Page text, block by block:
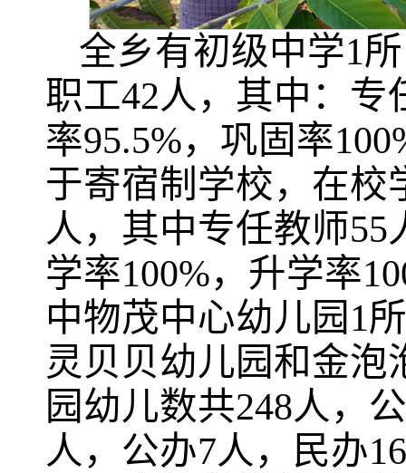
全乡有初级中学1
职工42人，其中：专
率95.5%，巩固率
于寄宿制学校，在校
人，其中专任教师
学率100%，升学率
中物茂中心幼儿园1
灵贝贝幼儿园和金
园幼儿数共248人，
人，公办7人，民办